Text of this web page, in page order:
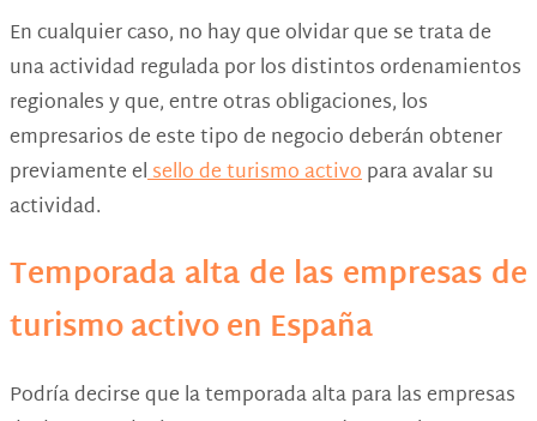
En cualquier caso, no hay que olvidar que se trata de
una actividad regulada por los distintos ordenamientos
regionales y que, entre otras obligaciones, los
empresarios de este tipo de negocio deberán obtener
previamente elsello de turismo activopara avalar su
actividad.
Temporada alta de las empresas de
turismo activo en España
Podría decirse que la temporada alta para las empresas